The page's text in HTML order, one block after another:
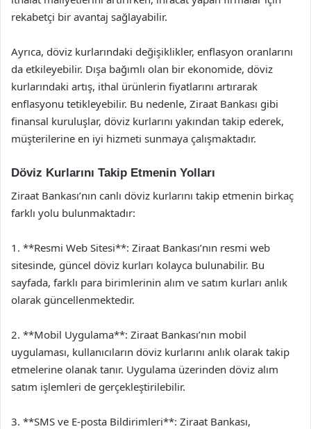
rekabetçi bir avantaj sağlayabilir.
Ayrıca, döviz kurlarındaki değişiklikler, enflasyon oranlarını
da etkileyebilir. Dışa bağımlı olan bir ekonomide, döviz
kurlarındaki artış, ithal ürünlerin fiyatlarını artırarak
enflasyonu tetikleyebilir. Bu nedenle, Ziraat Bankası gibi
finansal kuruluşlar, döviz kurlarını yakından takip ederek,
müşterilerine en iyi hizmeti sunmaya çalışmaktadır.
Döviz Kurlarını Takip Etmenin Yolları
Ziraat Bankası’nın canlı döviz kurlarını takip etmenin birkaç
farklı yolu bulunmaktadır:
1. **Resmi Web Sitesi**: Ziraat Bankası’nın resmi web
sitesinde, güncel döviz kurları kolayca bulunabilir. Bu
sayfada, farklı para birimlerinin alım ve satım kurları anlık
olarak güncellenmektedir.
2. **Mobil Uygulama**: Ziraat Bankası’nın mobil
uygulaması, kullanıcıların döviz kurlarını anlık olarak takip
etmelerine olanak tanır. Uygulama üzerinden döviz alım
satım işlemleri de gerçekleştirilebilir.
3. **SMS ve E-posta Bildirimleri**: Ziraat Bankası,